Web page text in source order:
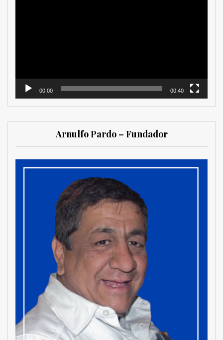
00:00 00:40
Arnulfo Pardo – Fundador